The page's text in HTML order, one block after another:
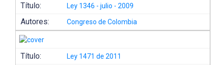
Título: Ley 1346 - julio - 2009
Autores: Congreso de Colombia
Título: Ley 1471 de 2011